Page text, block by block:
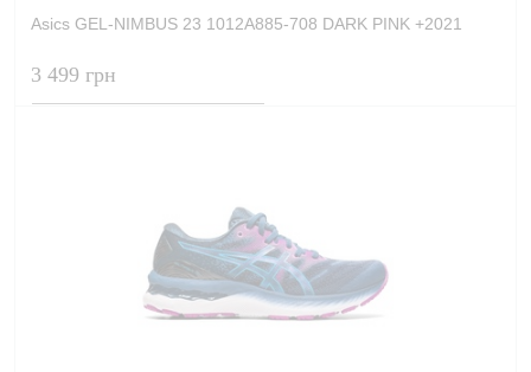
Asics GEL-NIMBUS 23 1012A885-708 DARK PINK +2021
3 499 грн